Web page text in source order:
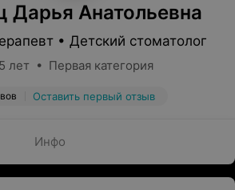
Дарья Анатольевна
• Детский стоматолог
лет • Первая категория
Оставить первый отзыв
Инфо